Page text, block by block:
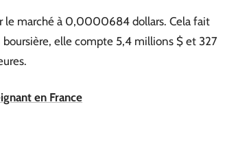
le marché à 0,0000684 dollars. Cela fait
elle compte 5,4 millions $ et 327
en France